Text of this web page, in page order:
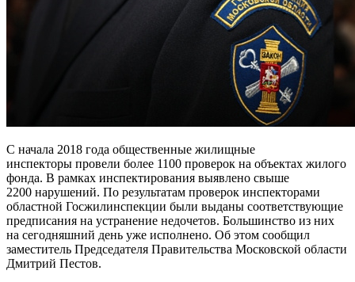
С начала 2018 года общественные жилищные
инспекторы провели более 1100 проверок на объектах жилого
фонда. В рамках инспектирования выявлено свыше
2200 нарушений. По результатам проверок инспекторами
областной Госжилинспекции были выданы соответствующие
предписания на устранение недочетов. Большинство из них
на сегодняшний день уже исполнено. Об этом сообщил
заместитель Председателя Правительства Московской области
Дмитрий Пестов.